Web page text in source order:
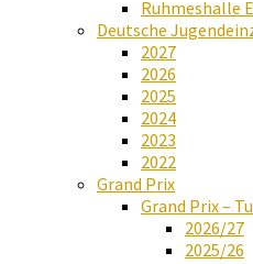
Ruhmeshalle
Deutsche
2027
2026
2025
2024
2023
2022
Grand Prix
Grand Prix –
2026/27
2025/26